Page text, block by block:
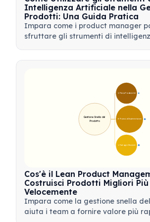
Intelligenza Artificiale nella
Prodotti: Una Guida Pratica
Impara come i product manager
sfruttare gli strumenti di
🎯 Principi Fondamentali
🛠️ Processo di Implementazione 12
💡 Vantaggi e Strumenti
Gestione Snella del
Prodotto
Cos'è il Lean Product
Costruisci Prodotti Migliori Più
Velocemente
Impara come la gestione snella
aiuta i team a fornire valore più